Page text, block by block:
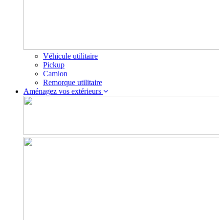
Véhicule utilitaire
Pickup
Camion
Remorque utilitaire
Aménagez vos extérieurs